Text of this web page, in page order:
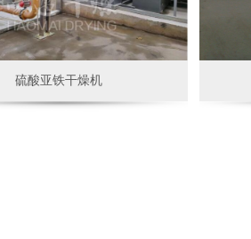
硫酸亚铁干燥机